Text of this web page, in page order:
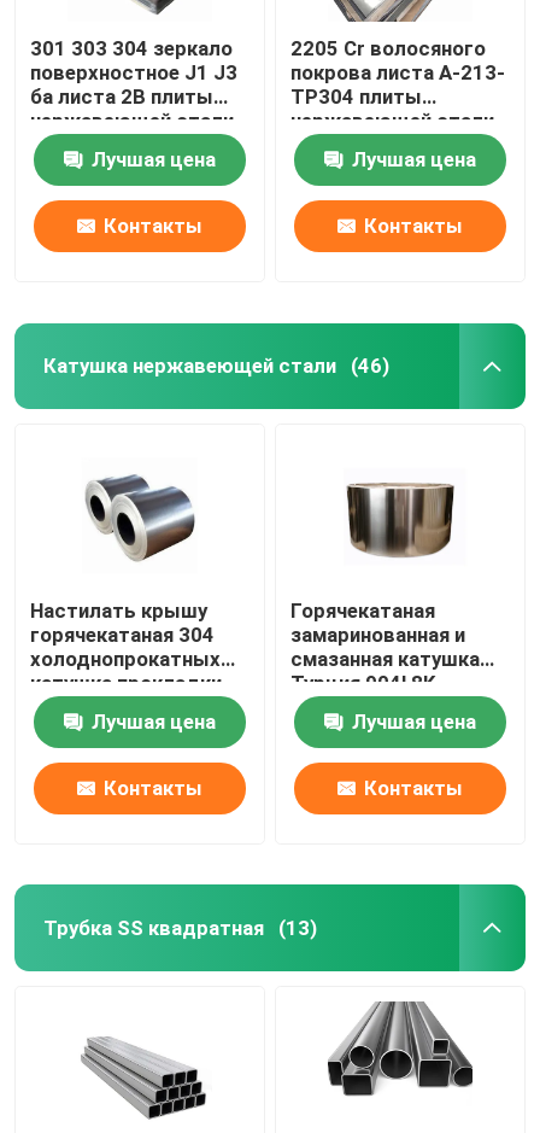
301 303 304 зеркало
поверхностное J1 J3
ба листа 2B плиты
нержавеющей стали
Лучшая цена
Контакты
2205 Cr волосяного
покрова листа A-213-
TP304 плиты
нержавеющей стали
904l 321 316l
Лучшая цена
Контакты
Катушка нержавеющей стали (46)
Настилать крышу
горячекатаная 304
холоднопрокатных
катушка прокладки
201 316l 202 Ss 304
катушки
нержавеющей стали
Лучшая цена
Контакты
Горячекатаная
замаринованная и
смазанная катушка
Турция 904l 8K
отполировала
катушку 202 Ss
катушки 430
нержавеющей стали
Лучшая цена
Контакты
Трубка SS квадратная (13)